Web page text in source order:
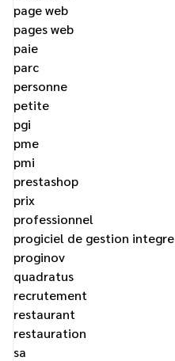
page web
pages web
paie
parc
personne
petite
pgi
pme
pmi
prestashop
prix
professionnel
progiciel de gestion integre
proginov
quadratus
recrutement
restaurant
restauration
sa